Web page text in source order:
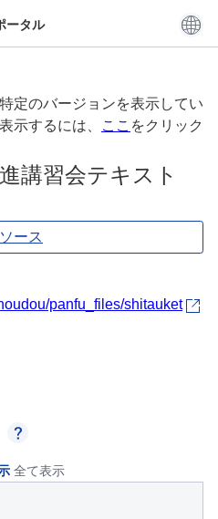
ータル
定のバージョンを表示してい
示するには、
ここ をクリック
講習会テキスト
ース
panfu_files/shitauket
全て表示